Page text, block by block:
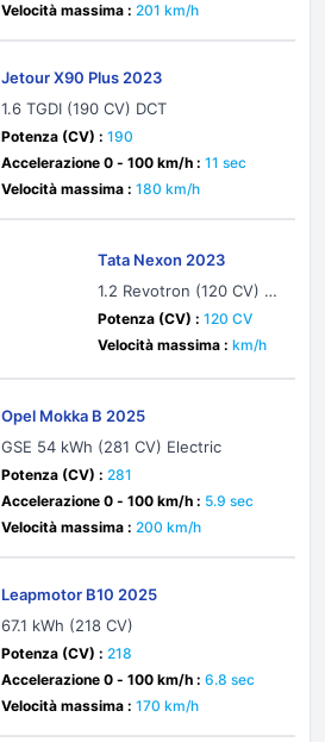
Velocità massima : 201 km/h
Jetour X90 Plus 2023
1.6 TGDI (190 CV) DCT
Potenza (CV) : 190
Accelerazione 0 - 100 km/h : 11 sec
Velocità massima : 180 km/h
Tata Nexon 2023
1.2 Revotron (120 CV) A
MT
Potenza (CV) : 120 CV
Velocità massima : km/h
Opel Mokka B 2025
GSE 54 kWh (281 CV) Electric
Potenza (CV) : 281
Accelerazione 0 - 100 km/h : 5.9 sec
Velocità massima : 200 km/h
Leapmotor B10 2025
67.1 kWh (218 CV)
Potenza (CV) : 218
Accelerazione 0 - 100 km/h : 6.8 sec
Velocità massima : 170 km/h